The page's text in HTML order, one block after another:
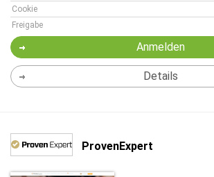
Cookie
Freigabe
Anmelden
Details
ProvenExpert